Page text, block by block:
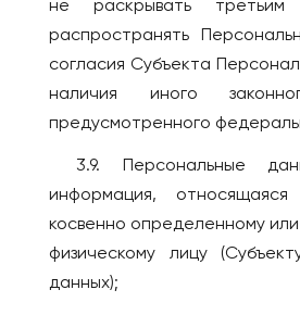
не раскрывать
распространять
согласия Субъекта
наличия иного
предусмотренного
3.9. Персональные
информация,
косвенно определенному
физическому лицу
данных);